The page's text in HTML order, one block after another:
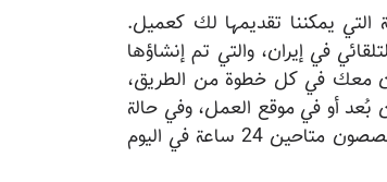
التي يمكننا تقديمها لك كعميل.
في إيران، والتي تم إنشاؤها
معك في كل خطوة من الطريق،
أو في موقع العمل، وفي حالة
احتياجك للدعم، سيكون مهندسونا المتخصصون متاحين 24 ساعة في اليوم